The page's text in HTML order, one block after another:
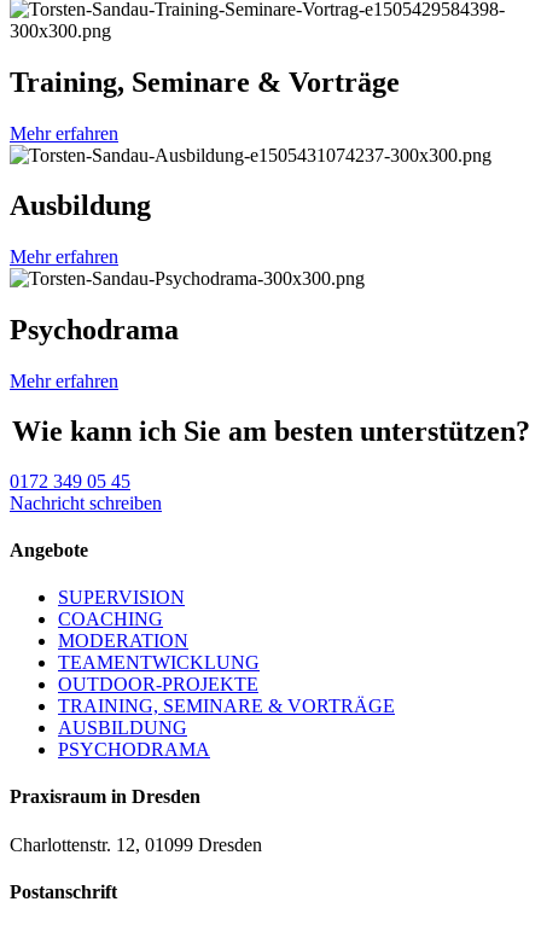
Training, Seminare & Vorträge
Mehr erfahren
Ausbildung
Mehr erfahren
Psychodrama
Mehr erfahren
Wie kann ich Sie am besten unterstützen?
0172 349 05 45
Nachricht schreiben
Angebote
SUPERVISION
COACHING
MODERATION
TEAMENTWICKLUNG
OUTDOOR-PROJEKTE
TRAINING, SEMINARE & VORTRÄGE
AUSBILDUNG
PSYCHODRAMA
Praxisraum in Dresden
Charlottenstr. 12, 01099 Dresden
Postanschrift